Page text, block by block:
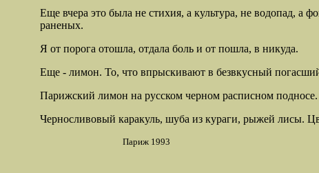
Еще вчера это была не стихия, а культура, не водопад, а
раненых.
Я от порога отошла, отдала боль и от пошла, в никуда.
Еще - лимон. То, что впрыскивают в безвкусный
Парижский лимон на русском черном расписном подносе.
Черносливовый каракуль, шуба из кураги, рыжей лисы.
Париж 1993